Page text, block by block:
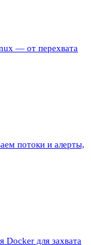
— от перехвата
потоки и алерты,
Docker для захвата